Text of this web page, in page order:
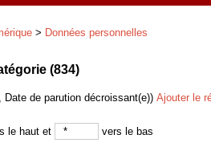
> Données personnelles
(834)
de parution décroissant(e)) Ajouter le
le haut et vers le bas